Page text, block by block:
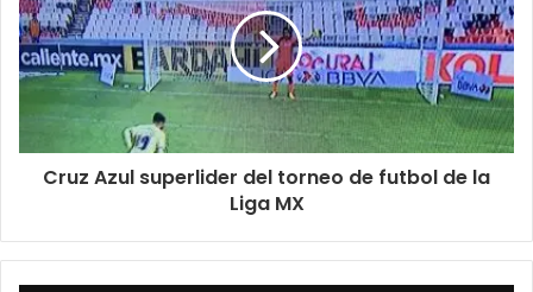
Cruz Azul superlider del torneo de futbol de la
Liga MX